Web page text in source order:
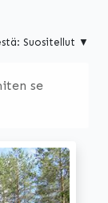
Suositellut ▼
se